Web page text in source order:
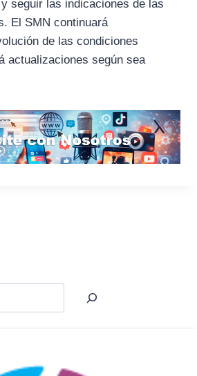
seguir las indicaciones de las
El SMN continuará
de las condiciones
actualizaciones según sea